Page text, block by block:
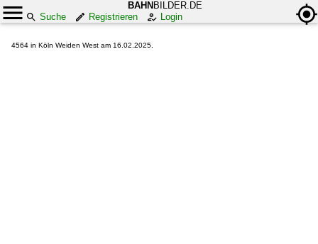
BAHN BILDER.DE
Suche
Registrieren Login
4564 in Köln Weiden West am 16.02.2025.